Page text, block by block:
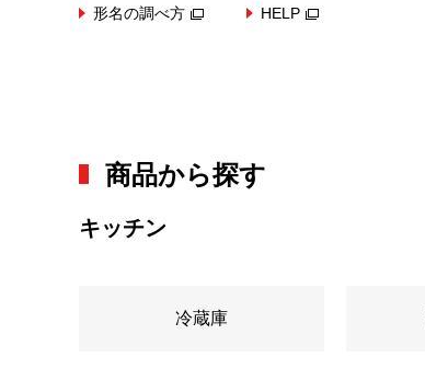
形名の調べ方 HELP
商品から探す
キッチン
冷蔵庫